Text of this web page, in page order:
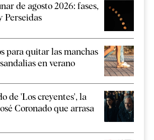
de agosto 2026: fases,
Perseidas
para quitar las manchas
en verano
de 'Los creyentes', la
Coronado que arrasa